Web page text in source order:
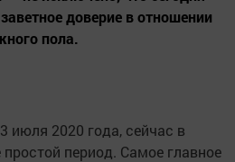
доверие в отношении
пола.
июля 2020 года, сейчас в
период. Самое главное